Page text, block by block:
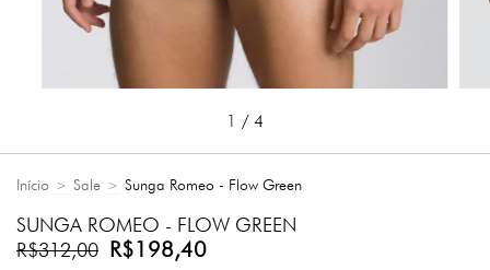
1 / 4
Início > Sale > Sunga Romeo - Flow Green
SUNGA ROMEO - FLOW GREEN
R$312,00 R$198,40